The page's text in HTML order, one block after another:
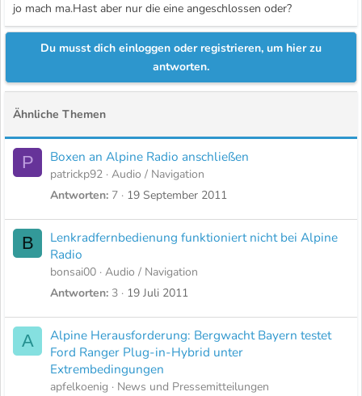
jo mach ma.Hast aber nur die eine angeschlossen oder?
Du musst dich einloggen oder registrieren, um hier zu
antworten.
Ähnliche Themen
P Boxen an Alpine Radio anschließen
patrickp92 Audio / Navigation
Antworten 7 19 September 2011
B
Lenkradfernbedienung funktioniert nicht bei Alpine
Radio
bonsai00 Audio / Navigation
Antworten 3 19 Juli 2011
A
Alpine Herausforderung: Bergwacht Bayern testet
Ford Ranger Plug-in-Hybrid unter
Extrembedingungen
apfelkoenig
News und Pressemitteilungen